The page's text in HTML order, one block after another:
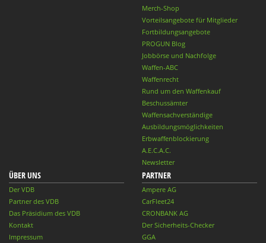
Merch-Shop
Vorteilsangebote für Mitglieder
Fortbildungsangebote
PROGUN Blog
Jobbörse und Nachfolge
Waffen-ABC
Waffenrecht
Rund um den Waffenkauf
Beschussämter
Waffensachverständige
Ausbildungsmöglichkeiten
Erbwaffenblockierung
A.E.C.A.C.
Newsletter
ÜBER UNS
Der VDB
Partner des VDB
Das Präsidium des VDB
Kontakt
Impressum
PARTNER
Ampere AG
CarFleet24
CRONBANK AG
Der Sicherheits-Checker
GGA